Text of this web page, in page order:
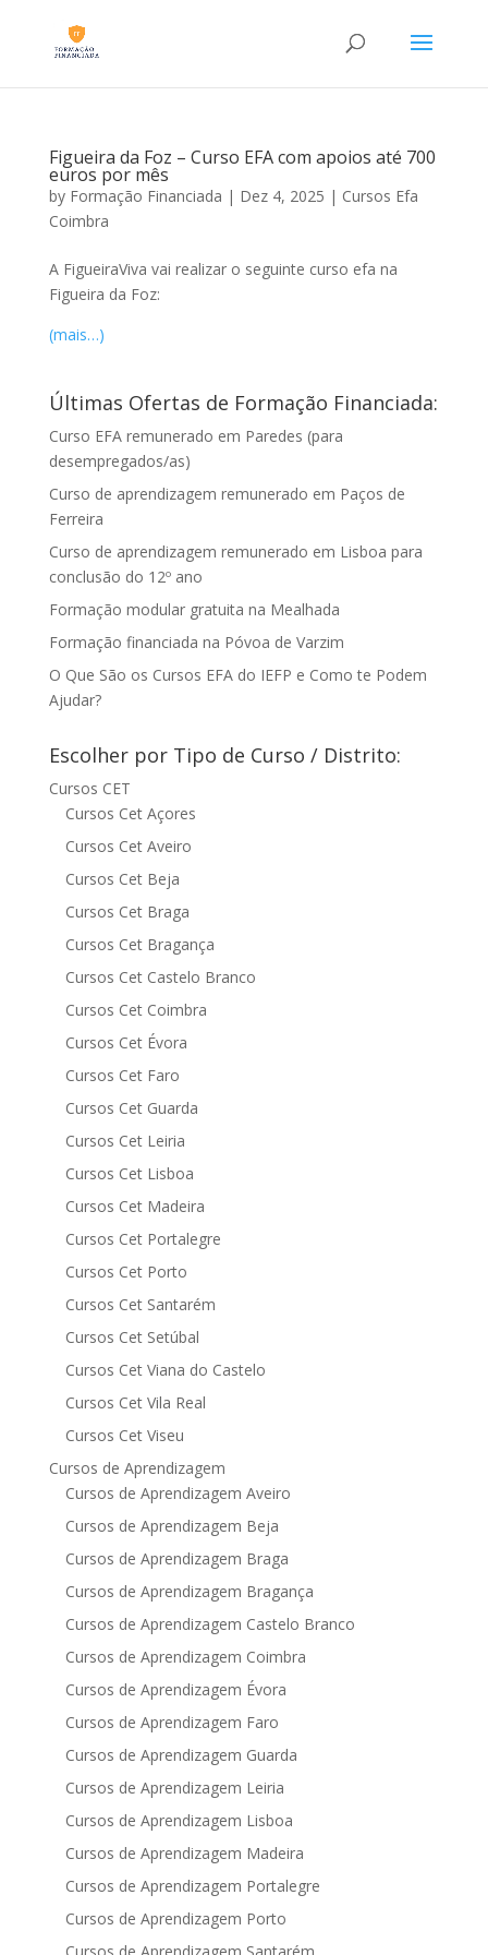
Figueira da Foz – Curso EFA com apoios até 700
euros por mês
by Formação Financiada | Dez 4, 2025 | Cursos Efa
Coimbra
A FigueiraViva vai realizar o seguinte curso efa na
Figueira da Foz:
(mais…)
Últimas Ofertas de Formação Financiada:
Curso EFA remunerado em Paredes (para
desempregados/as)
Curso de aprendizagem remunerado em Paços de
Ferreira
Curso de aprendizagem remunerado em Lisboa para
conclusão do 12º ano
Formação modular gratuita na Mealhada
Formação financiada na Póvoa de Varzim
O Que São os Cursos EFA do IEFP e Como te Podem
Ajudar?
Escolher por Tipo de Curso / Distrito:
Cursos CET
Cursos Cet Açores
Cursos Cet Aveiro
Cursos Cet Beja
Cursos Cet Braga
Cursos Cet Bragança
Cursos Cet Castelo Branco
Cursos Cet Coimbra
Cursos Cet Évora
Cursos Cet Faro
Cursos Cet Guarda
Cursos Cet Leiria
Cursos Cet Lisboa
Cursos Cet Madeira
Cursos Cet Portalegre
Cursos Cet Porto
Cursos Cet Santarém
Cursos Cet Setúbal
Cursos Cet Viana do Castelo
Cursos Cet Vila Real
Cursos Cet Viseu
Cursos de Aprendizagem
Cursos de Aprendizagem Aveiro
Cursos de Aprendizagem Beja
Cursos de Aprendizagem Braga
Cursos de Aprendizagem Bragança
Cursos de Aprendizagem Castelo Branco
Cursos de Aprendizagem Coimbra
Cursos de Aprendizagem Évora
Cursos de Aprendizagem Faro
Cursos de Aprendizagem Guarda
Cursos de Aprendizagem Leiria
Cursos de Aprendizagem Lisboa
Cursos de Aprendizagem Madeira
Cursos de Aprendizagem Portalegre
Cursos de Aprendizagem Porto